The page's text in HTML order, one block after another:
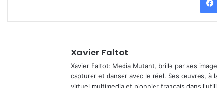
Xavier Faltot
Xavier Faltot: Media Mutant, brille par ses
capturer et danser avec le réel. Ses œuvres, à
virtuel multimedia et pionnier français dans